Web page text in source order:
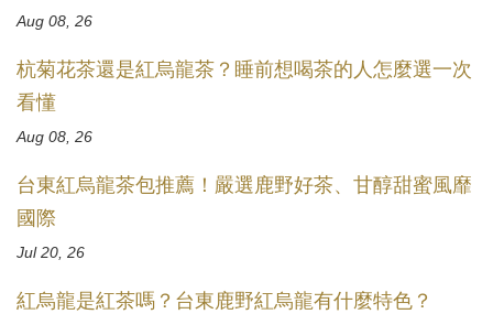
Aug 08, 26
杭菊花茶還是紅烏龍茶？睡前想喝茶的人怎麼選一次
看懂
Aug 08, 26
台東紅烏龍茶包推薦！嚴選鹿野好茶、甘醇甜蜜風靡
國際
Jul 20, 26
紅烏龍是紅茶嗎？台東鹿野紅烏龍有什麼特色？